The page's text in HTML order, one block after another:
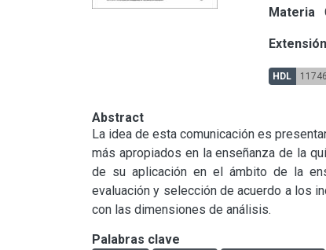
Materia
Extensión
HDL
Abstract
La idea de esta comunicación es
más apropiados en la enseñanza de la
de su aplicación en el ámbito de la
evaluación y selección de acuerdo a los
con las dimensiones de análisis.
Palabras clave